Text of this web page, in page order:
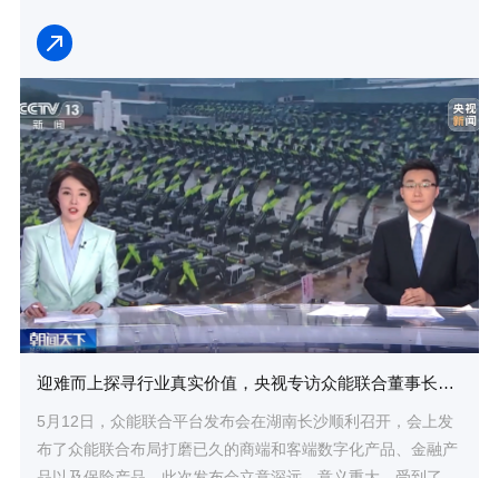
迎难而上探寻行业真实价值，央视专访众能联合董事长兼总裁杨天利
5月12日，众能联合平台发布会在湖南长沙顺利召开，会上发
布了众能联合布局打磨已久的商端和客端数字化产品、金融产